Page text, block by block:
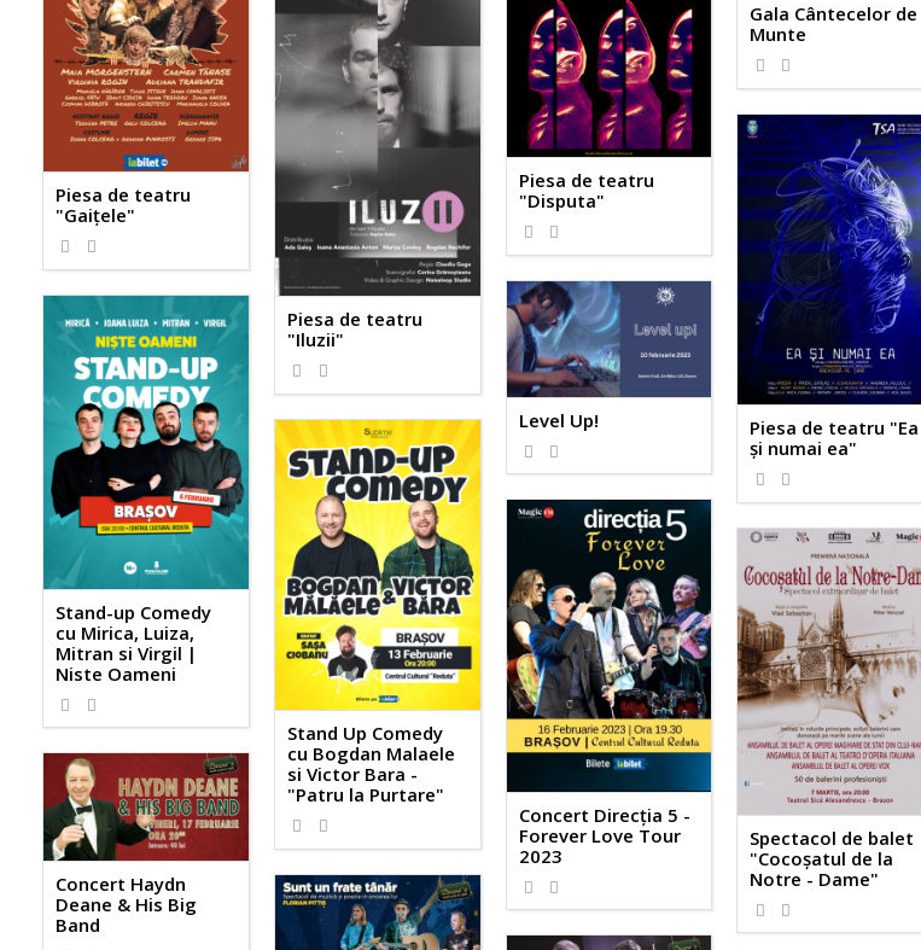
Piesa de teatru
"Gaițele"
Piesa de teatru
"Iluzii"
Piesa de teatru
"Disputa"
Gala Cântecelor de
Munte
Piesa de teatru "Ea
şi numai ea"
Level Up!
Stand-up Comedy
cu Mirica, Luiza,
Mitran si Virgil |
Niste Oameni
Stand Up Comedy
cu Bogdan Malaele
si Victor Bara -
"Patru la Purtare"
Concert Direcția 5 -
Forever Love Tour
2023
Spectacol de balet
"Cocoșatul de la
Notre - Dame"
Concert Haydn
Deane & His Big
Band